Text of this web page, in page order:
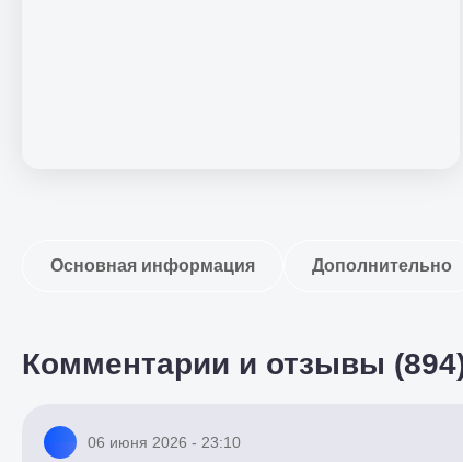
Основная информация Дополнительно
Комментарии и отзывы
06 июня 2026 - 23:10